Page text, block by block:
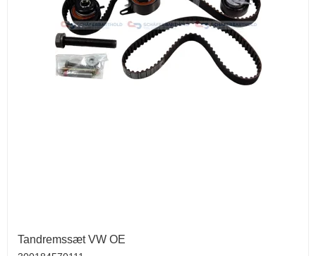
Tandremssæt VW OE